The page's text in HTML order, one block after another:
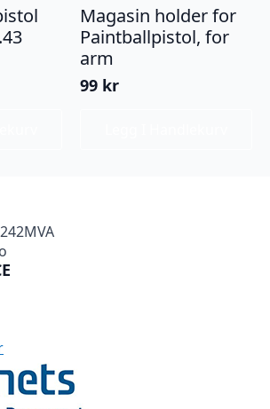
Magasin holder for
Paintballpistol, for
arm
99 kr